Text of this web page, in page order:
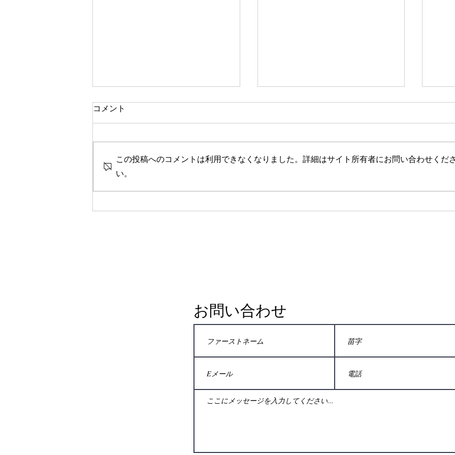
逆老化、アーユルヴェーダの
じられており、健康のための実践
的なヒントも含まれています。こ
葉で簡単に説明します。理解を容
逆老化 – シンプルな事実と健
リバース・エイジングは、健康を
し、わかりやすくするために質疑
ア
す。
す。
コメント
この投稿へのコメントは利用できなくなりました。詳細はサイト所有者にお問い合わせくださ
い。
お問い合わせ